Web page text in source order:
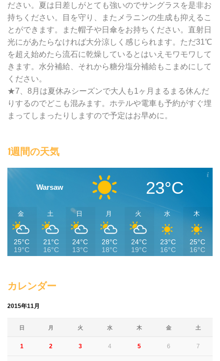
ださい。夏は日差しがとても強いのでサングラスを是非お
持ちください。目を守り、またメラニンの生成も抑えるこ
とができます。また帽子や日傘をお持ちください。直射日
光にがあたらなければ大分涼しく感じられます。ただ31℃
を超え始めたら流石に乾燥しているとはいえモワモワして
きます。水分補給、それから糖分塩分補給もこまめにして
ください。
★7、8月は夏休みシーズンで大人も1ヶ月まるまる休んだ
りするのでどこも混みます。ホテルや電車も予約がすぐ埋
まってしまったりしますので予定はお早めに。
1週間の天気
Warsaw 23°C
金
25°C
19°C
土
21°C
16°C
日
24°C
13°C
月
28°C
18°C
火
24°C
19°C
水
23°C
16°C
木
25°C
16°C
カレンダー
2015年11月
日 月 火 水 木 金 土
1 2 3 4 5 6 7